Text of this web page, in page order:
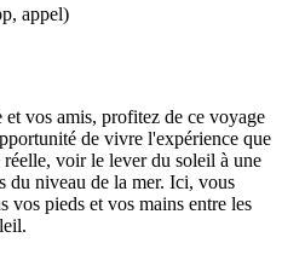
appel)
vos amis, profitez de ce voyage
de vivre l'expérience que
réelle, voir le lever du soleil à une
du niveau de la mer. Ici, vous
vos pieds et vos mains entre les